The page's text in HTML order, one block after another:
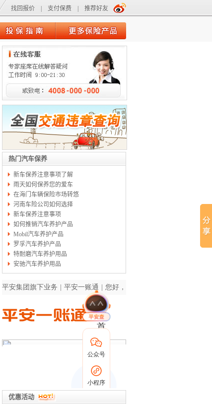
找回报价 支付保费 推荐好友
热门汽车保养
新车保养注意事项了解
雨天如何保养您的爱车
在海门车辆保险市场转悠
河南车险公司如何选择
新车保养注意事项
如何推销汽车养护产品
Mobil汽车养护产品
罗孚汽车养护产品
特耐磨汽车养护用品
安驰汽车养护用品
优惠活动